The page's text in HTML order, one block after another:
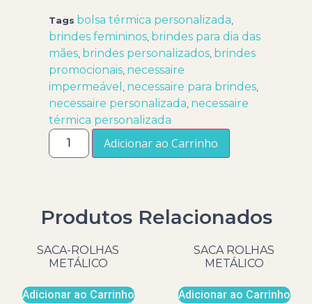
Tags bolsa térmica personalizada
brindes femininos brindes para dia das
mães brindes personalizados brindes
promocionais necessaire
impermeável
necessaire para brindes
necessaire personalizada necessaire
térmica personalizada
Adicionar ao Carrinho
Produtos Relacionados
SACA-ROLHAS
METÁLICO
Adicionar ao Carrinho
SACA ROLHAS
METÁLICO
Adicionar ao Carrinho